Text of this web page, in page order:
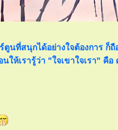
ที่สนุกได้อย่างใจต้องการ ก็
ให้เรารู้ว่า "ใจเขาใจเรา"